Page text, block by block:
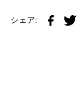
シェア: